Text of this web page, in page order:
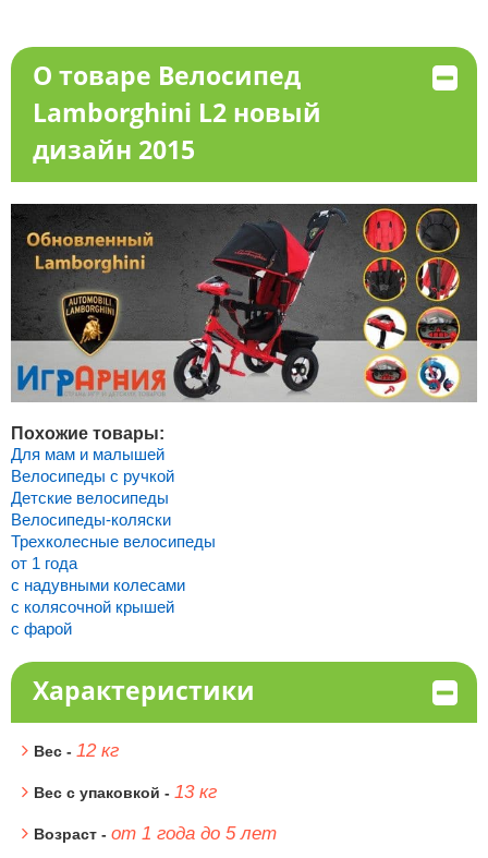
О товаре Велосипед
Lamborghini L2 новый
дизайн 2015
Похожие товары:
Для мам и малышей
Велосипеды с ручкой
Детские велосипеды
Велосипеды-коляски
Трехколесные велосипеды
от 1 года
с надувными колесами
с колясочной крышей
с фарой
Характеристики
Вес - 12 кг
Вес с упаковкой - 13 кг
Возраст - от 1 года до 5 лет